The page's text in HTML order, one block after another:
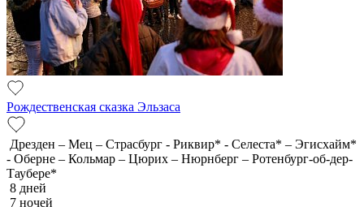
Рождественская сказка Эльзаса
Дрезден – Мец – Страсбург - Риквир* - Селеста* – Эгисхайм*
- Оберне – Кольмар – Цюрих – Нюрнберг – Ротенбург-об-дер-
Таубере*
8 дней
7 ночей